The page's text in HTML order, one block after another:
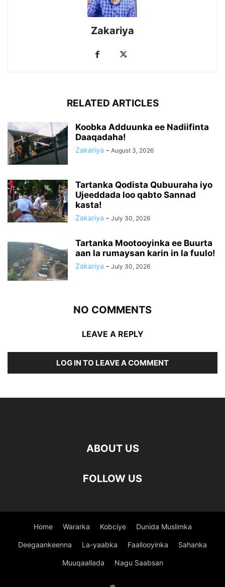
Zakariya
RELATED ARTICLES
Koobka Adduunka ee Nadiifinta
Daaqadaha!
Zakariya - August 3, 2026
Tartanka Qodista Qubuuraha iyo
Ujeeddada loo qabto Sannad
kasta!
Zakariya - July 30, 2026
Tartanka Mootooyinka ee Buurta
aan la rumaysan karin in la fuulo!
Zakariya - July 30, 2026
NO COMMENTS
LEAVE A REPLY
LOG IN TO LEAVE A COMMENT
ABOUT US
FOLLOW US
Home Wararka Kobciye Dunida Muslimka
Deegaankeenna La-yaabka Faallooyinka Sahanka
Muuqaallada Nagu Saabsan